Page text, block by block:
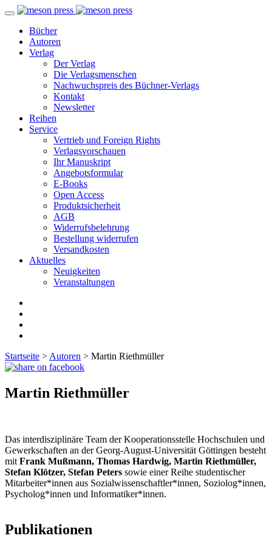
Bücher
Autoren
Verlag
Der Verlag
Die Verlagsmenschen
Nachwuchspreis des Büchner-Verlags
Kontakt
Newsletter
Reihen
Service
Vertrieb und Foreign Rights
Verlagsvorschauen
Ihr Manuskript
Angebotsformular
E-Books
Open Access
Produktsicherheit
AGB
Widerrufsbelehrung
Bestellung widerrufen
Versandkosten
Aktuelles
Neuigkeiten
Veranstaltungen
Startseite > Autoren > Martin Riethmüller
Martin Riethmüller
Das interdisziplinäre Team der Kooperationsstelle Hochschulen und
Gewerkschaften an der Georg-August-Universität Göttingen besteht
mit Frank Mußmann, Thomas Hardwig, Martin Riethmüller,
Stefan Klötzer, Stefan Peters sowie einer Reihe studentischer
Mitarbeiter*innen aus Sozialwissenschaftler*innen, Soziolog*innen,
Psycholog*innen und Informatiker*innen.
Publikationen